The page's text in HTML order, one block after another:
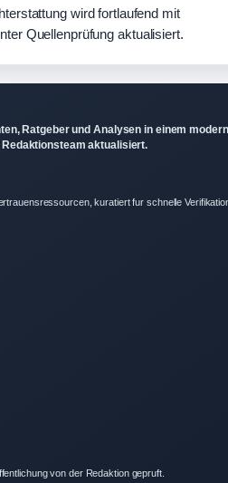
wird fortlaufend mit
Quellenprüfung aktualisiert.
Ratgeber und Analysen in einem
aktualisiert.
kuratiert fur schnelle
von der Redaktion gepruft.